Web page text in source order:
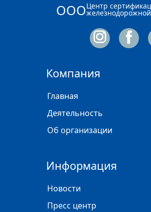
ОООЦентр
Компания
Главная
Деятельность
Об организации
Информация
Новости
Пресс центр